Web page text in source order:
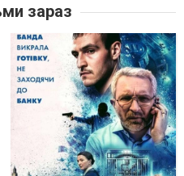
зараз